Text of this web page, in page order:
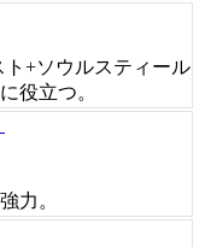
+ソウルスティール
役立つ。
力。